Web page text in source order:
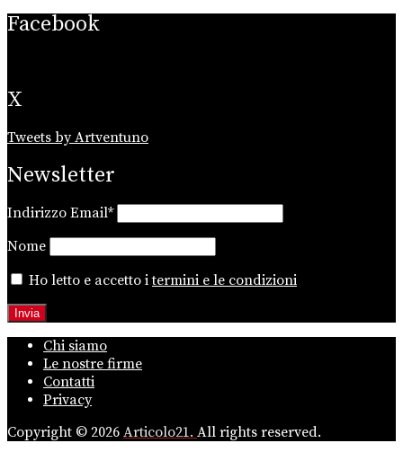
Facebook
X
Tweets by Artventuno
Newsletter
Indirizzo Email*
Nome
Ho letto e accetto itermini e le condizioni
Chi siamo
Le nostre firme
Contatti
Privacy
Copyright © 2026 Articolo21. All rights reserved.